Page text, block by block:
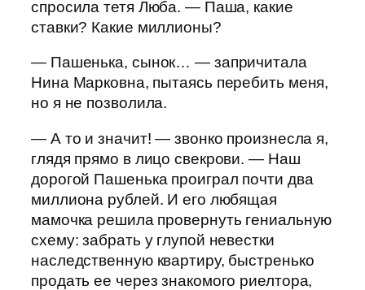
спросила тетя Люба. — Паша, какие
ставки? Какие миллионы?
— Пашенька, сынок… — запричитала
Нина Марковна, пытаясь перебить меня,
но я не позволила.
— А то и значит! — звонко произнесла я,
глядя прямо в лицо свекрови. — Наш
дорогой Пашенька проиграл почти два
миллиона рублей. И его любящая
мамочка решила провернуть гениальную
схему: забрать у глупой невестки
наследственную квартиру, быстренько
продать ее через знакомого риелтора,